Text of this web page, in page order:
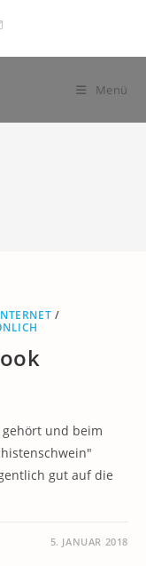
Menü
/
und beim
gut auf die
5. JANUAR 2018